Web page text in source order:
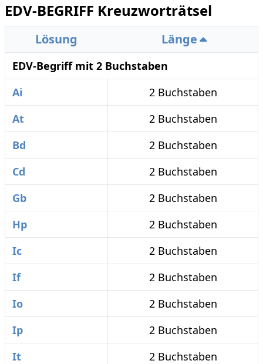
EDV-BEGRIFF Kreuzworträtsel
Lösung Länge
EDV-Begriff mit 2 Buchstaben
Ai
2 Buchstaben
At
2 Buchstaben
Bd
2 Buchstaben
Cd
2 Buchstaben
Gb
2 Buchstaben
Hp
2 Buchstaben
Ic
2 Buchstaben
If
2 Buchstaben
Io
2 Buchstaben
Ip
2 Buchstaben
It
2 Buchstaben